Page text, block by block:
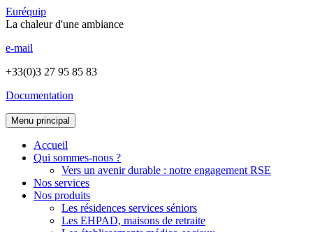
Euréquip
La chaleur d'une ambiance
e-mail
+33(0)3 27 95 85 83
Documentation
Menu principal
Accueil
Qui sommes-nous ?
Vers un avenir durable : notre engagement RSE
Nos services
Nos produits
Les résidences services séniors
Les EHPAD, maisons de retraite